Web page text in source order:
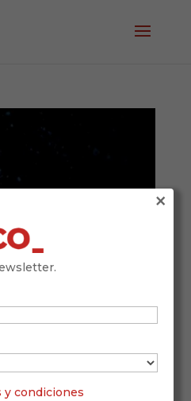
por bulerías:
baile por bulerías
del flamenco transmiten
y condiciones
×